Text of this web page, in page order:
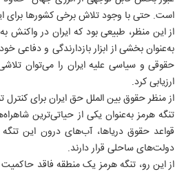
است. حتی با وجود تلاش برخی کشورها برای
از این منظر، طبیعی بود که ایران در
به‌عنوان بخشی از ابزار بازدارندگی و
حقوقی و سیاسی علیه ایران را می‌توان
ارزیابی کرد.
از منظر حقوق بین الملل حق ایران برای
تنگه هرمز به‌عنوان یکی از حیاتی‌ترین
قواعد حقوق دریاها، آب‌های درون این
دولت‌های ساحلی قرار دارند.
از این رو، تنگه هرمز یک منطقه فاقد
۹
۱۱
۱۳
۱۴